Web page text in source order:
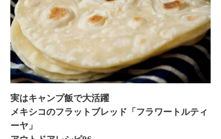
実はキャンプ飯で大活躍
メキシコのフラットブレッド「フラワートルティ
ーヤ」